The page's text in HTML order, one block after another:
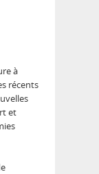
à
récents
et